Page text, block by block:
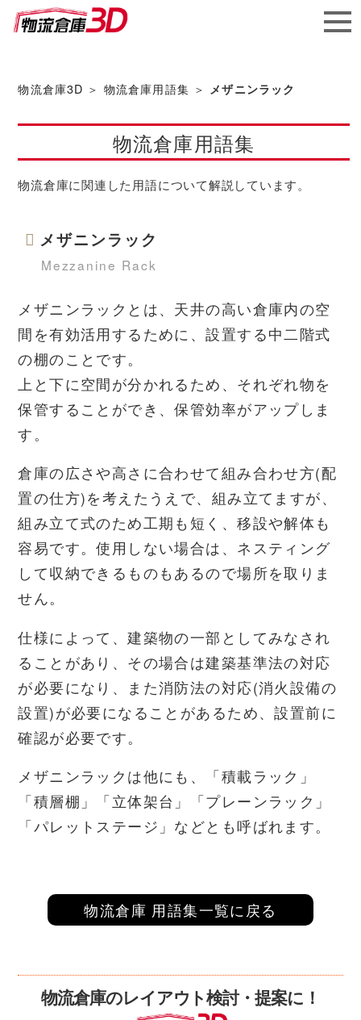
ソフ
ト株
式会社
物流倉庫3D ＞ 物流倉庫用語集 ＞ メザニンラック
物流倉庫用語集
物流倉庫に関連した用語について解説しています。
メザニンラック
Mezzanine Rack
メザニンラックとは、天井の高い倉庫内の空
間を有効活用するために、設置する中二階式
の棚のことです。
上と下に空間が分かれるため、それぞれ物を
保管することができ、保管効率がアップしま
す。
倉庫の広さや高さに合わせて組み合わせ方(配
置の仕方)を考えたうえで、組み立てますが、
組み立て式のため工期も短く、移設や解体も
容易です。使用しない場合は、ネスティング
して収納できるものもあるので場所を取りま
せん。
仕様によって、建築物の一部としてみなされ
ることがあり、その場合は建築基準法の対応
が必要になり、また消防法の対応(消火設備の
設置)が必要になることがあるため、設置前に
確認が必要です。
メザニンラックは他にも、「積載ラック」
「積層棚」「立体架台」「プレーンラック」
「パレットステージ」などとも呼ばれます。
物流倉庫 用語集一覧に戻る
物流倉庫のレイアウト検討・提案に！